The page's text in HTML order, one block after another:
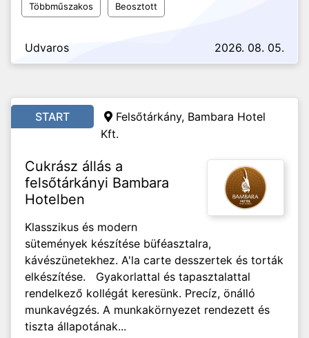
Többműszakos Beosztott
Udvaros 2026. 08. 05.
START
Felsőtárkány, Bambara Hotel
Kft.
Cukrász állás a
felsőtárkányi Bambara
Hotelben
Klasszikus és modern
sütemények készítése büféasztalra,
kávészünetekhez. A'la carte desszertek és torták
elkészítése. Gyakorlattal és tapasztalattal
rendelkező kollégát keresünk. Precíz, önálló
munkavégzés. A munkakörnyezet rendezett és
tiszta állapotának...